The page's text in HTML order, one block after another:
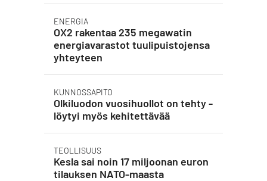
ENERGIA
OX2 rakentaa 235 megawatin
energiavarastot tuulipuistojensa
yhteyteen
KUNNOSSAPITO
Olkiluodon vuosihuollot on tehty -
löytyi myös kehitettävää
TEOLLISUUS
Kesla sai noin 17 miljoonan euron
tilauksen NATO-maasta